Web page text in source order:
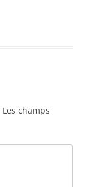
Les champs